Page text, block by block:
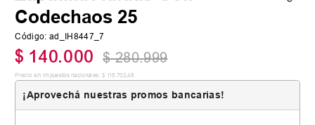
Codechaos 25
Código: ad_IH8447_7
$ 140.000 $ 280.999
Precio sin impuestos nacionales: $ 115 .702,48
¡Aprovechá nuestras promos bancarias!